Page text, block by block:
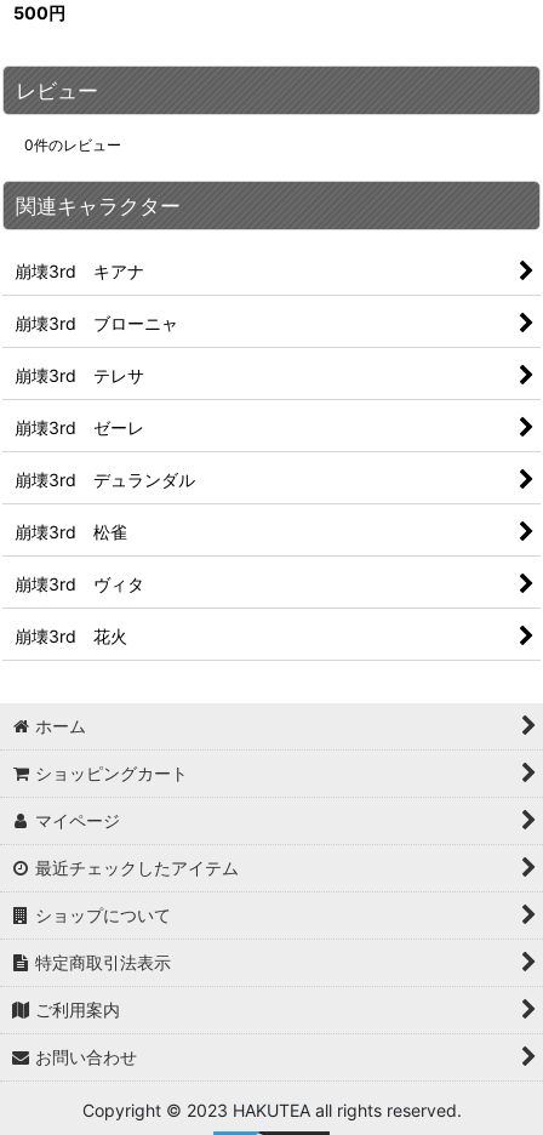
500円
レビュー
0件のレビュー
関連キャラクター
崩壊3rd キアナ
崩壊3rd ブローニャ
崩壊3rd テレサ
崩壊3rd ゼーレ
崩壊3rd デュランダル
崩壊3rd 松雀
崩壊3rd ヴィタ
崩壊3rd 花火
ホーム
ショッピングカート
マイページ
最近チェックしたアイテム
ショップについて
特定商取引法表示
ご利用案内
お問い合わせ
Copyright © 2023 HAKUTEA all rights reserved.